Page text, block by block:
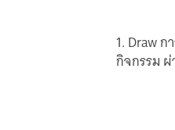
1. Draw
กิจกรรม ผ่